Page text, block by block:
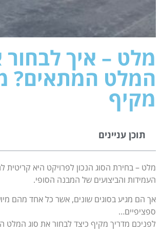
מלט – איך לבחור
המלט המתאים?
מקיף
תוכן עניינים
מלט – בחירת הסוג הנכון לפרויקט היא קריטית
העמידות והביצועים של המבנה הסופי.
אך הם מגיע בסוגים שונים, אשר כל אחד מהם
ספציפיים…
לפניכם מדריך מקיף כיצד לבחור את סוג המלט